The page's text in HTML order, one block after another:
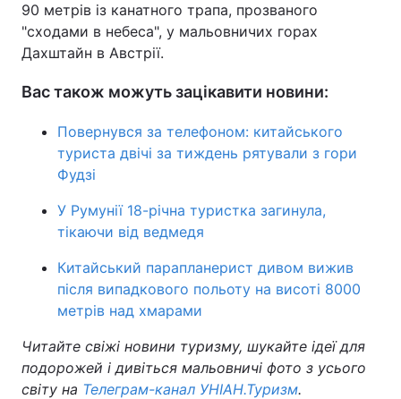
90 метрів із канатного трапа, прозваного
"сходами в небеса", у мальовничих горах
Дахштайн в Австрії.
Вас також можуть зацікавити новини:
Повернувся за телефоном: китайського
туриста двічі за тиждень рятували з гори
Фудзі
У Румунії 18-річна туристка загинула,
тікаючи від ведмедя
Китайський парапланерист дивом вижив
після випадкового польоту на висоті 8000
метрів над хмарами
Читайте свіжі новини туризму, шукайте ідеї для
подорожей і дивіться мальовничі фото з усього
світу на Телеграм-канал УНІАН.Туризм.